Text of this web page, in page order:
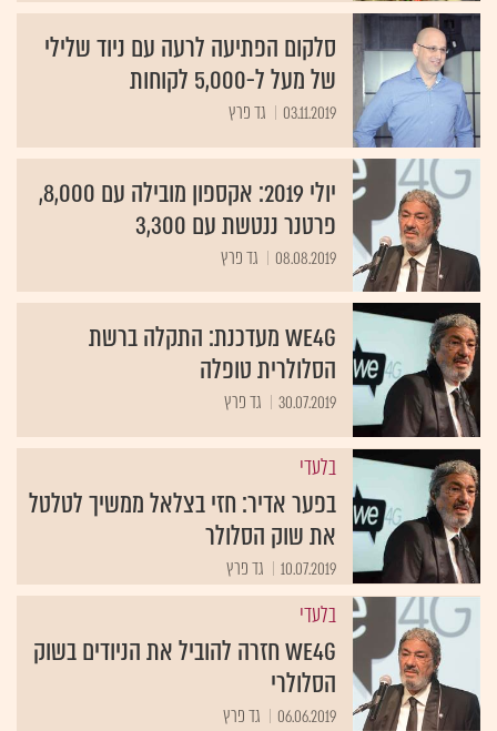
סלקום הפתיעה לרעה עם ניוד שלילי
של מעל ל-5,000 לקוחות
03.11.2019 גד פרץ
יולי 2019: אקספון מובילה עם 8,000,
פרטנר ננטשת עם 3,300
08.08.2019 גד פרץ
WE4G מעדכנת: התקלה ברשת
הסלולרית טופלה
30.07.2019 גד פרץ
בלעדי
בפער אדיר: חזי בצלאל ממשיך לטלטל
את שוק הסלולר
10.07.2019 גד פרץ
בלעדי
We4G חזרה להוביל את הניודים בשוק
הסלולרי
06.06.2019 גד פרץ